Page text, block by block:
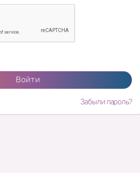
Войти
Забыли пароль?